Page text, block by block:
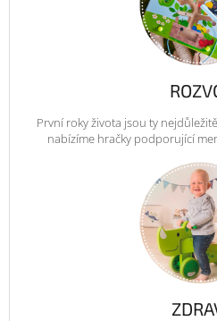
První roky života jsou ty
nabízíme hračky podporující